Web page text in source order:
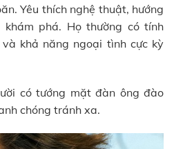
Yêu thích nghệ thuật, hướng
phá. Họ thường có tính
khả năng ngoại tình cực kỳ
có tướng mặt đàn ông đào
chóng tránh xa.